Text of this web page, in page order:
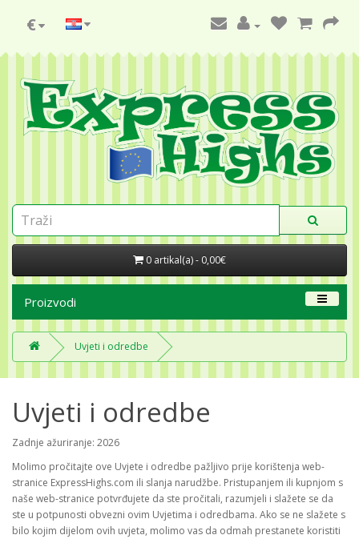
€
0 artikal(a) - 0,00€
Proizvodi
Uvjeti i odredbe
Uvjeti i odredbe
Zadnje ažuriranje: 2026
Molimo pročitajte ove Uvjete i odredbe pažljivo prije korištenja web-
stranice ExpressHighs.com ili slanja narudžbe. Pristupanjem ili kupnjom s
naše web-stranice potvrđujete da ste pročitali, razumjeli i slažete se da
ste u potpunosti obvezni ovim Uvjetima i odredbama. Ako se ne slažete s
bilo kojim dijelom ovih uvjeta, molimo vas da odmah prestanete koristiti